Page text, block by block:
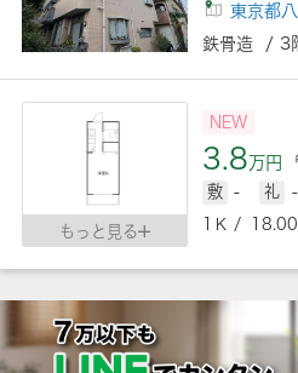
東京都
鉄骨造 / 3
もっと見る
NEW
3.8万円
敷 - 礼
-
1Ｋ /